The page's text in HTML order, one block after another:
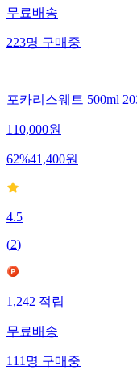
무료배송
223명 구매중
포카리스웨트 500ml
110,000원
62%41,400원
4.5
(2)
1,242적립
무료배송
111명구매중